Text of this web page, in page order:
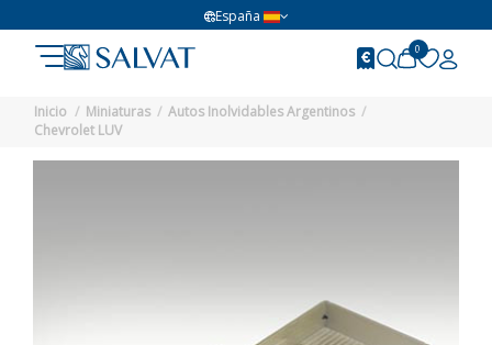
España
0
Inicio Miniaturas
Autos Inolvidables Argentinos
Chevrolet LUV